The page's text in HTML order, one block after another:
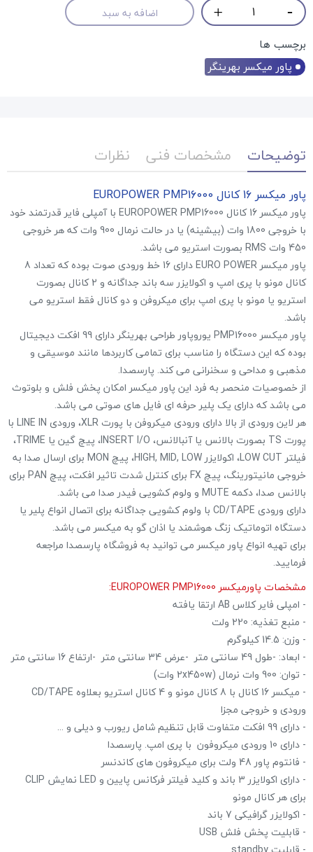
اضافه به سبد
برچسب ها
پاور میکسر بهرینگر
توضیحات مشخصات فنی نظرات
پاور میکسر 16 کانال EUROPOWER PMP16000
پاور میکسر 16 کانال EUROPOWER PMP16000 با آمپلی فایر قدرتمند خود
با خروجی 1800 وات (بیشینه) یا در حالت نرمال 900 وات که هر خروجی
450 وات RMS بصورت استریو می باشد.
پاور میکسر EURO POWER دارای 16 خط ورودی صوت بوده که تعداد 8
کانال مونو با پری امپ و اکولایزر سه باند جداگانه و 2 کانال بصورت
استریو یا مونو با پری امپ برای میکروفن و دو کانال فقط استریو می
باشد.
پاور میکسر PMP16000 یوروپاور طراحی بهرینگر دارای 99 افکت دیجیتال
بوده که این دستگاه را مناسب برای تمامی کاربردها مانند موسیقی و
مذهبی و مداحی و سخنرانی می کند. پارسصدا.
از خصوصیات منحصر به فرد این پاور میکسر امکان پخش فلش و بلوتوث
می باشد که دارای یک پلیر حرفه ای فایل های صوتی می باشد.
هر لاین ورودی از بالا دارای ورودی میکروفن با پورت XLR، ورودی LINE IN با
پورت TS بصورت بالانس یا آنبالانس، INSERT I/O، پیچ گین یا TRIME،
فیلتر LOW CUT، اکولایزر HIGH, MID, LOW، پیچ MON برای ارسال صدا به
خروجی مانیتورینگ، پیچ FX برای کنترل شدت تاثیر افکت، پیچ PAN برای
بالانس صدا، دکمه MUTE و ولوم کشویی فیدر صدا می باشد.
دارای ورودی CD/TAPE با ولوم کشویی جداگانه برای اتصال انواع پلیر یا
دستگاه اتوماتیک زنگ هوشمند یا اذان گو به میکسر می باشد.
برای تهیه انواع پاور میکسر می توانید به فروشگاه پارسصدا مراجعه
فرمایید.
مشخصات پاورمیکسر EUROPOWER PMP16000:
- امپلی فایر کلاس AB ارتقا یافته
- منبع تغذیه: 220 ولت
- وزن: 14.5 کیلوگرم
- ابعاد: -طول 49 سانتی متر -عرض 34 سانتی متر -ارتفاع 16 سانتی متر
- توان: 900 وات نرمال (2x450w وات)
- میکسر 16 کانال با 8 کانال مونو و 4 کانال استریو بعلاوه CD/TAPE
ورودی و خروجی مجزا
- دارای 99 افکت متفاوت قابل تنظیم شامل ریورب و دیلی و ...
- دارای 10 ورودی میکروفون با پری امپ. پارسصدا
- فانتوم پاور 48 ولت برای میکروفون های کاندنسر
- دارای اکولایزر 3 باند و کلید فیلتر فرکانس پایین و LED نمایش CLIP
برای هر کانال مونو
- اکولایزر گرافیکی 7 باند
- قابلیت پخش فلش USB